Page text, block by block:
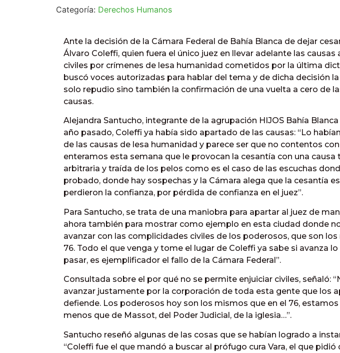
Categoría: Derechos Humanos
Ante la decisión de la Cámara Federal de Bahía Blanca de dejar
Álvaro Coleffi, quien fuera el único juez en llevar adelante las
civiles por crímenes de lesa humanidad cometidos por la última
buscó voces autorizadas para hablar del tema y de dicha decisión
solo repudio sino también la confirmación de una vuelta a cero de
causas.
Alejandra Santucho, integrante de la agrupación HIJOS Bahía
año pasado, Coleffi ya había sido apartado de las causas: “Lo
de las causas de lesa humanidad y parece ser que no contentos
enteramos esta semana que le provocan la cesantía con una
arbitraria y traída de los pelos como es el caso de las escuchas
probado, donde hay sospechas y la Cámara alega que la cesantía
perdieron la confianza, por pérdida de confianza en el juez”.
Para Santucho, se trata de una maniobra para apartar al juez de
ahora también para mostrar como ejemplo en esta ciudad donde
avanzar con las complicidades civiles de los poderosos, que son
76. Todo el que venga y tome el lugar de Coleffi ya sabe si avanza lo
pasar, es ejemplificador el fallo de la Cámara Federal”.
Consultada sobre el por qué no se permite enjuiciar civiles, señaló:
avanzar justamente por la corporación de toda esta gente que los
defiende. Los poderosos hoy son los mismos que en el 76,
menos que de Massot, del Poder Judicial, de la iglesia…”.
Santucho reseñó algunas de las cosas que se habían logrado a
“Coleffi fue el que mandó a buscar al prófugo cura Vara, el que pidió